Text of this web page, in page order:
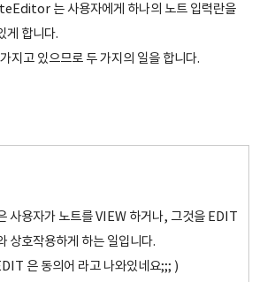
는 사용자에게 하나의 노트 입력란을
게 합니다.
지고 있으므로 두 가지의 일을 합니다.
사용자가 노트를 VIEW 하거나, 그것을 EDIT
상호작용하게 하는 일입니다.
은 동의어 라고 나와있네요;;; )